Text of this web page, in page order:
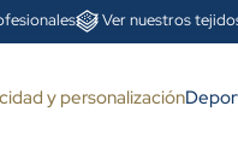
Ver nuestros
y personalización